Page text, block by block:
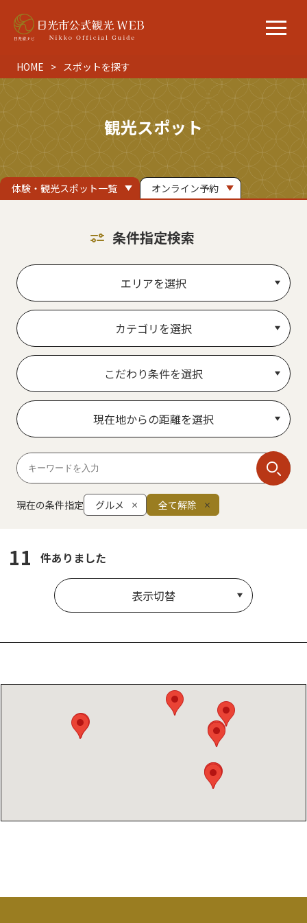
HOME スポットを探す
観光スポット
体験・観光スポット一覧 オンライン予約
条件指定検索
エリアを選択
カテゴリを選択
こだわり条件を選択
現在地からの距離を選択
現在の条件指定 グルメ 全て解除
11 件ありました
表示切替